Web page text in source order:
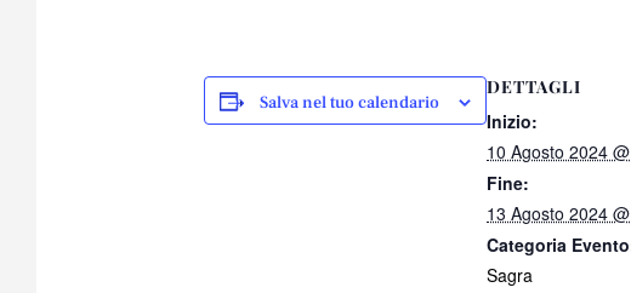
Salva nel tuo calendario
DETTAGLI
Inizio:
10 Agosto 2024
Fine:
13 Agosto 2024
Categoria
Sagra